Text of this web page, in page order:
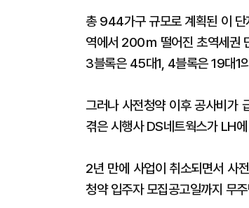
총 944가구 규모로 계획된 이
역에서 200ｍ 떨어진 초역세권
3블록은 45대1, 4블록은 19대1
그러나 사전청약 이후 공사비가
겪은 시행사 DS네트웍스가 LH
2년 만에 사업이 취소되면서 사
청약 입주자 모집공고일까지 무